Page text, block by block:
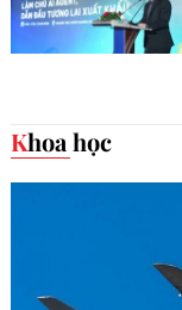
Khoa học